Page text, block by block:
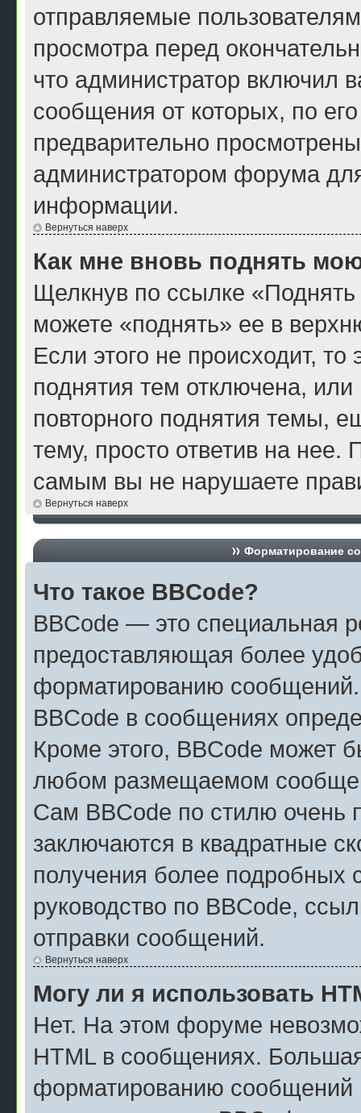
отправляемые
просмотра перед
что администратор включил
сообщения от которых, по
предварительно
администратором форума
информации.
Вернуться наверх
Как мне вновь поднять
Щелкнув по ссылке
можете «поднять» ее в
Если этого не происходит, то
поднятия тем отключена,
повторного поднятия темы,
тему, просто ответив на нее.
самым вы не нарушаете
Вернуться наверх
Форматирование
Что такое BBCode?
BBCode — это специальная
предоставляющая более
форматированию
BBCode в сообщениях
Кроме этого, BBCode может
любом размещаемом
Сам BBCode по стилю очень
заключаются в квадратные
получения более подробных
руководство по BBCode,
отправки сообщений.
Вернуться наверх
Могу ли я использовать
Нет. На этом форуме
HTML в сообщениях.
форматированию сообщений